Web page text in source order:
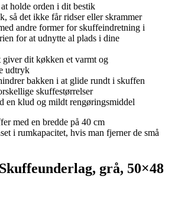
holde orden i dit bestik
så det ikke får ridser eller skrammer
andre former for skuffeindretning i
for at udnytte al plads i dine
giver dit køkken et varmt og
udtryk
bakken i at glide rundt i skuffen
skuffestørrelser
en klud og mildt rengøringsmiddel
med en bredde på 40 cm
i rumkapacitet, hvis man fjerner de små
grå, 50×48